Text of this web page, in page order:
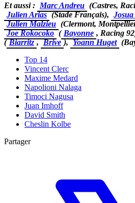
Et aussi : Marc Andreu (Castres,
Julien Arias (Stade Français),
Julien Malzieu (Clermont,
Joe Rokocoko ( Bayonne , Racing
( Biarritz , Brive ), Yoann Huget
Top 14
Vincent Clerc
Maxime Medard
Napolioni Nalaga
Timoci Nagusa
Juan Imhoff
David Smith
Cheslin Kolbe
Partager